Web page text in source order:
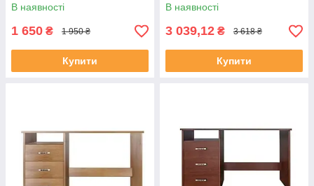
В наявності
1 650 ₴ 1 950 ₴
Купити
В наявності
3 039,12 ₴ 3 618 ₴
Купити